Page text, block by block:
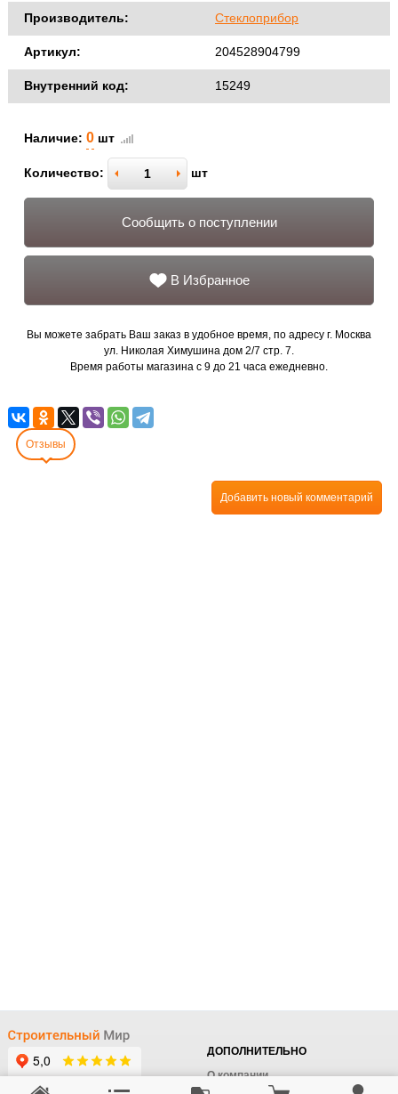
Производитель:
Стеклоприбор
Артикул: 204528904799
Внутренний код: 15249
Наличие: 0 шт
Количество: шт
Сообщить о поступлении
В Избранное
Вы можете забрать Ваш заказ в удобное время, по адресу г. Москва
ул. Николая Химушина дом 2/7 стр. 7.
Время работы магазина с 9 до 21 часа ежедневно.
Отзывы
Добавить новый комментарий
ДОПОЛНИТЕЛЬНО
О компании